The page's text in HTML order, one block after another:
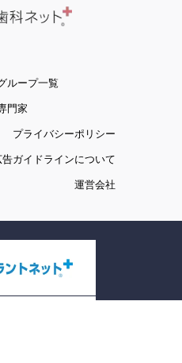
ループ一覧
門家
プライバシーポリシー
ガイドラインについて
運営会社